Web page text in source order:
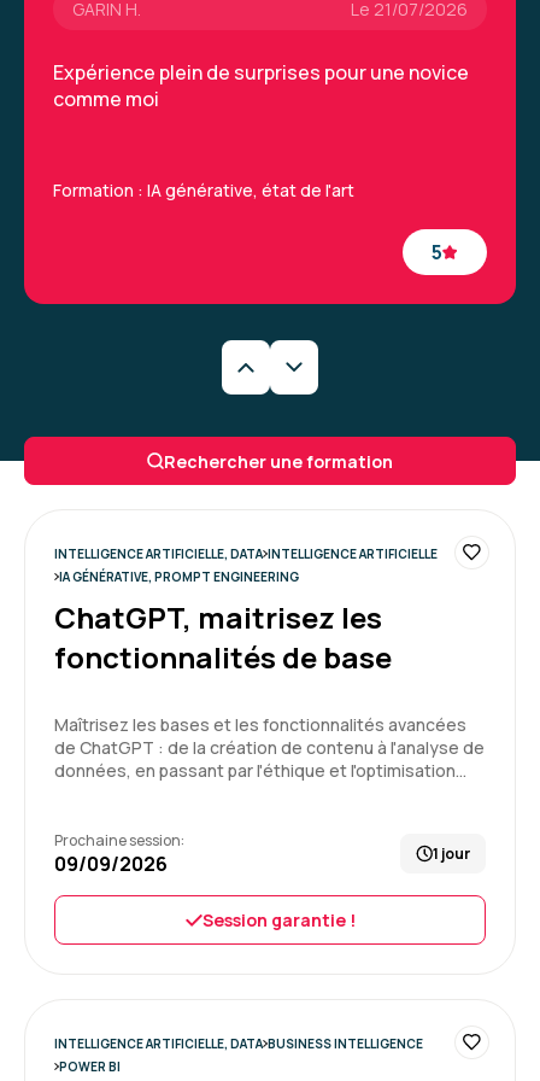
GARIN H. Le 21/07/2026
5
Expérience plein de surprises pour une novice
comme moi
Formation : IA générative, état de l'art
Une formation très intéressantes qui a permis
de découvrir de nouveaux outils et la
Formation : IA générative, travaillez 3 fois plus vite
Fabienne P. Le 29/06/2026
indéniablement le sujet du SQL et bien plus.
Cependant, pour moi il manquait de support de
cours et le niveau de groupe n'étant pas
homogène, je me suis sentie perdue à
plusieurs reprises car nous n'étions pas tous
Rechercher une formation
INTELLIGENCE ARTIFICIELLE, DATA INTELLIGENCE ARTIFICIELLE
IA GÉNÉRATIVE, PROMPT ENGINEERING
ChatGPT, maitrisez les
fonctionnalités de base
Maîtrisez les bases et les fonctionnalités avancées
de ChatGPT : de la création de contenu à l'analyse de
données, en passant par l'éthique et l'optimisation…
Prochaine session:
09/09/2026 1 jour
Session garantie !
INTELLIGENCE ARTIFICIELLE, DATA BUSINESS INTELLIGENCE
POWER BI